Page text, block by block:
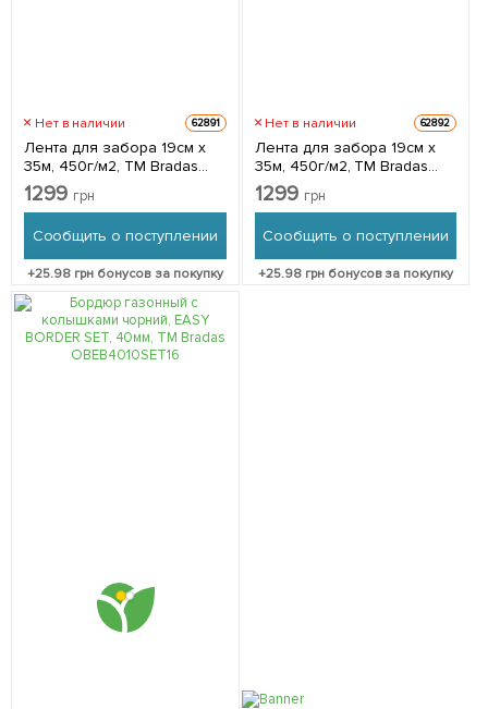
Нет в наличии 62891
Лента для забора 19см x
35м, 450г/м2, ТМ Bradas
TOB4501935GYL
1299 грн
Сообщить о поступлении
+25.98грн бонусов за покупку
Нет в наличии 62892
Лента для забора 19см x
35м, 450г/м2, ТМ Bradas
TOB4501935LGYL
1299 грн
Сообщить о поступлении
+25.98грн бонусов за покупку